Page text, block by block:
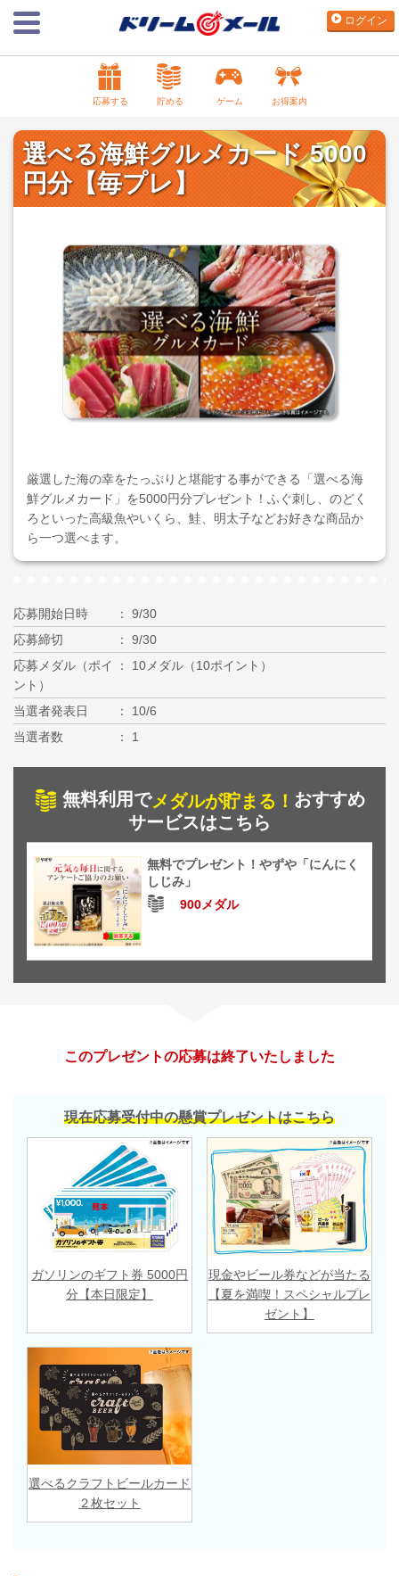
ログイン
応募する 貯める ゲーム お得案内
選べる海鮮グルメカード 5000
円分【毎プレ】
厳選した海の幸をたっぷりと堪能する事ができる「選べる海
鮮グルメカード」を5000円分プレゼント！ふぐ刺し、のどく
ろといった高級魚やいくら、鮭、明太子などお好きな商品か
ら一つ選べます。
応募開始日時
9/30
応募締切
9/30
応募メダル（ポイ
ント）
10メダル（10ポイント）
当選者発表日
10/6
当選者数
1
無料利用でメダルが貯まる！ おすすめ
サービスはこちら
無料でプレゼント！やずや「にんにく
しじみ」
900メダル
このプレゼントの応募は終了いたしました
現在応募受付中の懸賞プレゼントはこちら
ガソリンのギフト券 5000円
分【本日限定】
現金やビール券などが当たる
【夏を満喫！スペシャルプレ
ゼント】
選べるクラフトビールカード
２枚セット